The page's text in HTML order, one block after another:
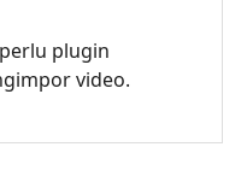
plugin
video.